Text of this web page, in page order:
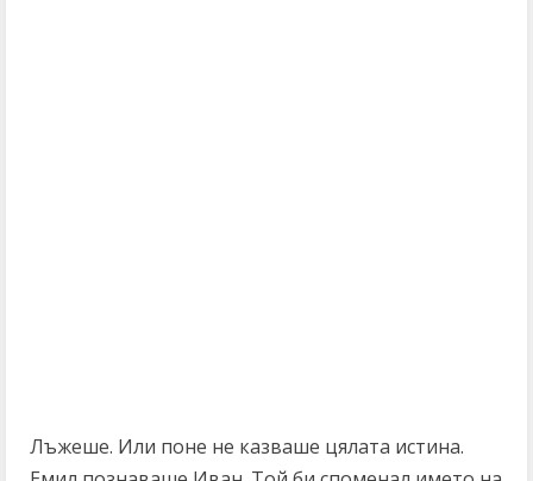
Лъжеше. Или поне не казваше цялата истина.